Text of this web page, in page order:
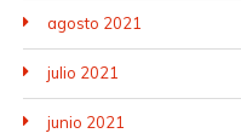
agosto 2021
julio 2021
junio 2021